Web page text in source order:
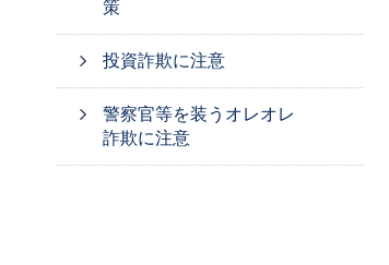
策
投資詐欺に注意
警察官等を装うオレオレ
詐欺に注意